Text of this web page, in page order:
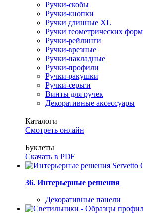
Ручки-скобы
Ручки-кнопки
Ручки длинные XL
Ручки геометрических форм
Ручки-рейлинги
Ручки-врезные
Ручки-накладные
Ручки-профили
Ручки-ракушки
Ручки-серьги
Винты для ручек
Декоративные аксессуары
Каталоги
Смотреть онлайн
Буклеты
Скачать в PDF
36. Интерьерные решения
Декоративные панели